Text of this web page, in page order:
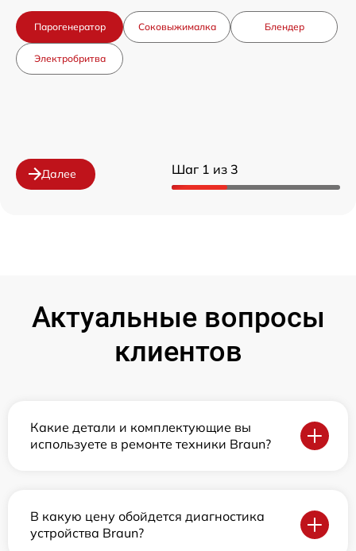
Шаг 1 из 3
Парогенератор Соковыжималка Блендер
Электробритва
Далее
Актуальные вопросы
клиентов
Какие детали и комплектующие вы
используете в ремонте техники Braun?
В какую цену обойдется диагностика
устройства Braun?